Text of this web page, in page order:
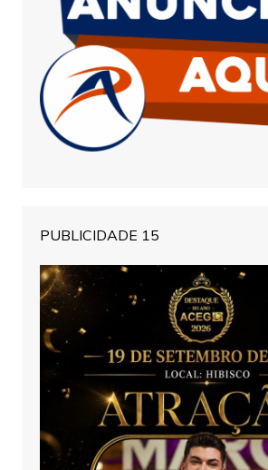
PUBLICIDADE 15